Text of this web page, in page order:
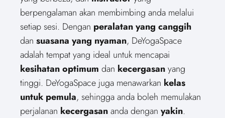
berpengalaman akan membimbing anda melalui
setiap sesi. Dengan peralatan yang canggih
dan suasana yang nyaman, DeYogaSpace
adalah tempat yang ideal untuk mencapai
kesihatan optimum dan kecergasanyang
tinggi. DeYogaSpace juga menawarkan kelas
untuk pemula, sehingga anda boleh memulakan
perjalanan kecergasananda dengan yakin.